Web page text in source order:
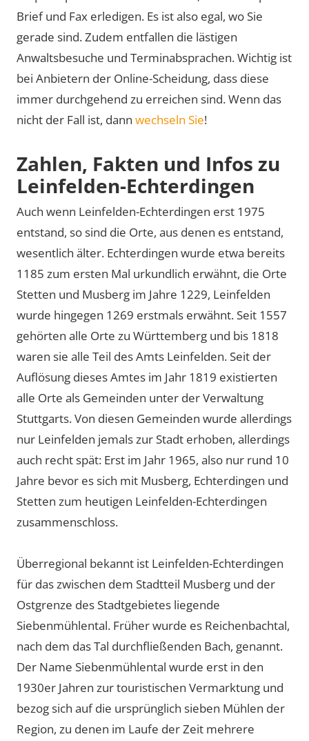
Brief und Fax erledigen. Es ist also egal, wo Sie
gerade sind. Zudem entfallen die lästigen
Anwaltsbesuche und Terminabsprachen. Wichtig ist
bei Anbietern der Online-Scheidung, dass diese
immer durchgehend zu erreichen sind. Wenn das
nicht der Fall ist, dann wechseln Sie!
Zahlen, Fakten und Infos zu
Leinfelden-Echterdingen
Auch wenn Leinfelden-Echterdingen erst 1975
entstand, so sind die Orte, aus denen es entstand,
wesentlich älter. Echterdingen wurde etwa bereits
1185 zum ersten Mal urkundlich erwähnt, die Orte
Stetten und Musberg im Jahre 1229, Leinfelden
wurde hingegen 1269 erstmals erwähnt. Seit 1557
gehörten alle Orte zu Württemberg und bis 1818
waren sie alle Teil des Amts Leinfelden. Seit der
Auflösung dieses Amtes im Jahr 1819 existierten
alle Orte als Gemeinden unter der Verwaltung
Stuttgarts. Von diesen Gemeinden wurde allerdings
nur Leinfelden jemals zur Stadt erhoben, allerdings
auch recht spät: Erst im Jahr 1965, also nur rund 10
Jahre bevor es sich mit Musberg, Echterdingen und
Stetten zum heutigen Leinfelden-Echterdingen
zusammenschloss.
Überregional bekannt ist Leinfelden-Echterdingen
für das zwischen dem Stadtteil Musberg und der
Ostgrenze des Stadtgebietes liegende
Siebenmühlental. Früher wurde es Reichenbachtal,
nach dem das Tal durchfließenden Bach, genannt.
Der Name Siebenmühlental wurde erst in den
1930er Jahren zur touristischen Vermarktung und
bezog sich auf die ursprünglich sieben Mühlen der
Region, zu denen im Laufe der Zeit mehrere